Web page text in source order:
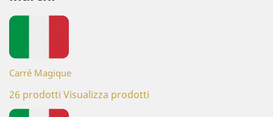
Carré Magique
26 prodotti Visualizza prodotti